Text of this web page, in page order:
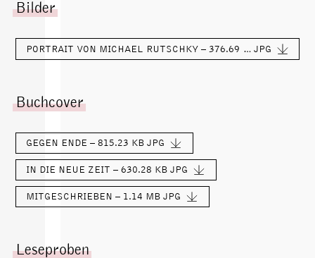
Bilder
PORTRAIT VON MICHAEL RUTSCHKY – 376.69 KB JPG
Buchcover
GEGEN ENDE – 815.23 KB JPG
IN DIE NEUE ZEIT – 630.28 KB JPG
MITGESCHRIEBEN – 1.14 MB JPG
Leseproben